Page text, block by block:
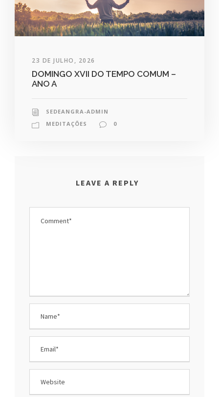
23 DE JULHO, 2026
DOMINGO XVII DO TEMPO COMUM –
ANO A
SEDEANGRA-ADMIN
MEDITAÇÕES
0
LEAVE A REPLY